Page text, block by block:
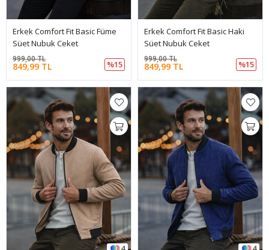
Erkek Comfort Fit Basic Füme
Süet Nubuk Ceket
849,99 TL
999,00 TL
%15
Erkek Comfort Fit Basic Haki
Süet Nubuk Ceket
849,99 TL
999,00 TL
%15